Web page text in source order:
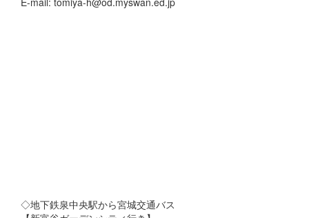
◇地下鉄泉中央駅から宮城交通バス